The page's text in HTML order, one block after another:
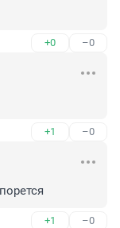
+0 –0
+1 –0
+1 –0